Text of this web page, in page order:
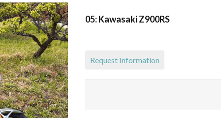
05: Kawasaki Z900RS
Request Information